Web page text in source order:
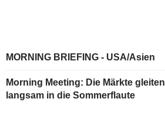
MORNING BRIEFING - USA/Asien
Morning Meeting: Die Märkte gleiten
langsam in die Sommerflaute